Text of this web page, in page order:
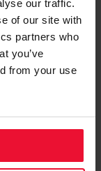
our traffic.
of our site with
partners who
you’ve
from your use
a
ошибке
значит,